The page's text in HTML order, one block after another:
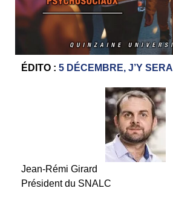
ÉDITO : 5 DÉCEMBRE, J’Y SERAI
Jean-Rémi Girard
Président du SNALC